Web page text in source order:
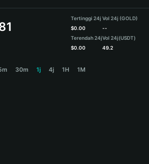
Tertinggi 24j
$0.00
Terendah 24j
$0.00
Vol 24j (GOLD)
--
Vol 24j(USDT)
49.2
30m 1j 4j 1H 1M